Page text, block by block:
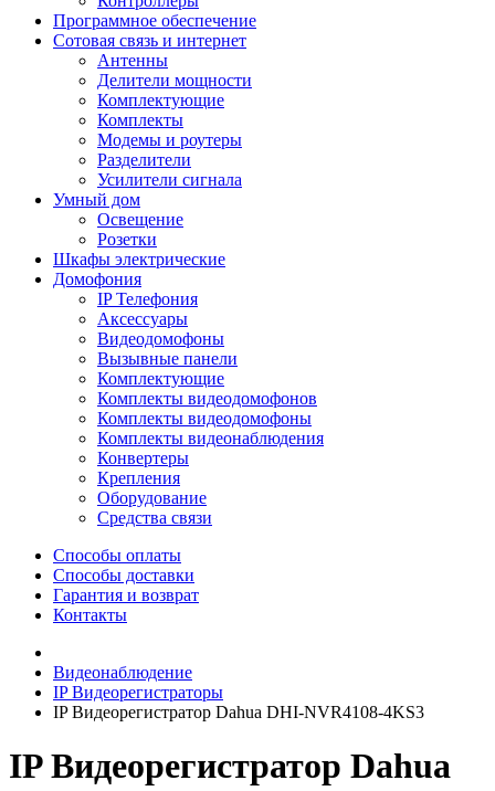
Программное обеспечение
Сотовая связь и интернет
Антенны
Делители мощности
Комплектующие
Комплекты
Модемы и роутеры
Разделители
Усилители сигнала
Умный дом
Освещение
Розетки
Шкафы электрические
Домофония
IP Телефония
Аксессуары
Видеодомофоны
Вызывные панели
Комплектующие
Комплекты видеодомофонов
Комплекты видеодомофоны
Комплекты видеонаблюдения
Конвертеры
Крепления
Оборудование
Средства связи
Способы оплаты
Способы доставки
Гарантия и возврат
Контакты
Видеонаблюдение
IP Видеорегистраторы
IP Видеорегистратор Dahua DHI-NVR4108-4KS3
IP Видеорегистратор Dahua